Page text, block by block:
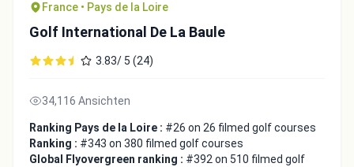
France • Pays de la Loire
Golf International De La Baule
3.83/ 5 (24)
34,116 Ansichten
Ranking Pays de la Loire : #26 on 26 filmed golf courses
Ranking : #343 on 380 filmed golf courses
Global Flyovergreen ranking : #392 on 510 filmed golf